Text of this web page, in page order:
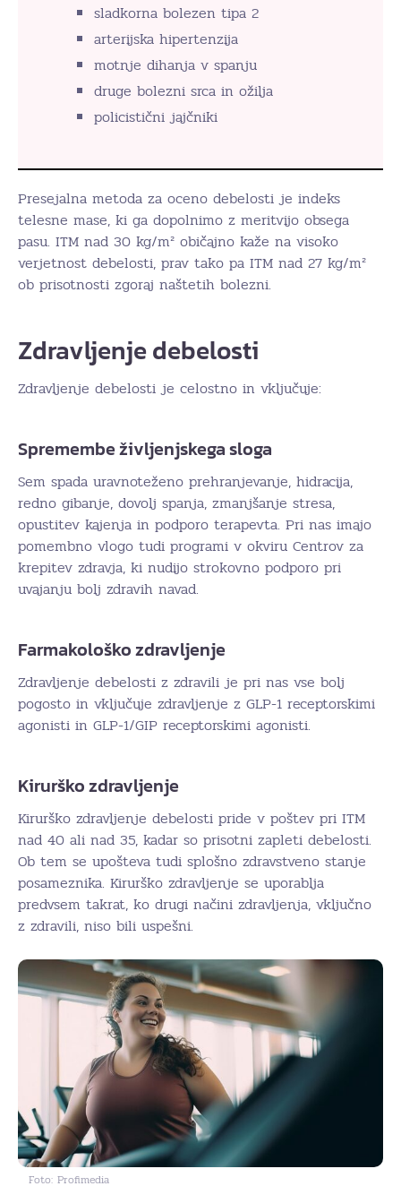
sladkorna bolezen tipa 2
arterijska hipertenzija
motnje dihanja v spanju
druge bolezni srca in ožilja
policistični jajčniki
Presejalna metoda za oceno debelosti je indeks
telesne mase, ki ga dopolnimo z meritvijo obsega
pasu. ITM nad 30 kg/m² običajno kaže na visoko
verjetnost debelosti, prav tako pa ITM nad 27 kg/m²
ob prisotnosti zgoraj naštetih bolezni.
Zdravljenje debelosti
Zdravljenje debelosti je celostno in vključuje:
Spremembe življenjskega sloga
Sem spada uravnoteženo prehranjevanje, hidracija,
redno gibanje, dovolj spanja, zmanjšanje stresa,
opustitev kajenja in podporo terapevta. Pri nas imajo
pomembno vlogo tudi programi v okviru Centrov za
krepitev zdravja, ki nudijo strokovno podporo pri
uvajanju bolj zdravih navad.
Farmakološko zdravljenje
Zdravljenje debelosti z zdravili je pri nas vse bolj
pogosto in vključuje zdravljenje z GLP-1 receptorskimi
agonisti in GLP-1/GIP receptorskimi agonisti.
Kirurško zdravljenje
Kirurško zdravljenje debelosti pride v poštev pri ITM
nad 40 ali nad 35, kadar so prisotni zapleti debelosti.
Ob tem se upošteva tudi splošno zdravstveno stanje
posameznika. Kirurško zdravljenje se uporablja
predvsem takrat, ko drugi načini zdravljenja, vključno
z zdravili, niso bili uspešni.
Foto: Profimedia